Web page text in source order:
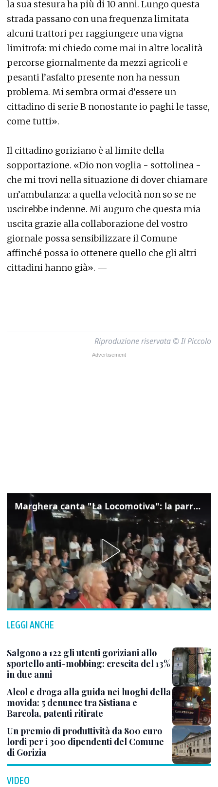
la sua stesura ha più di 10 anni. Lungo questa
strada passano con una frequenza limitata
alcuni trattori per raggiungere una vigna
limitrofa: mi chiedo come mai in altre località
percorse giornalmente da mezzi agricoli e
pesanti l’asfalto presente non ha nessun
problema. Mi sembra ormai d’essere un
cittadino di serie B nonostante io paghi le tasse,
come tutti».
Il cittadino goriziano è al limite della
sopportazione. «Dio non voglia - sottolinea -
che mi trovi nella situazione di dover chiamare
un’ambulanza: a quella velocità non so se ne
uscirebbe indenne. Mi auguro che questa mia
uscita grazie alla collaborazione del vostro
giornale possa sensibilizzare il Comune
affinché possa io ottenere quello che gli altri
cittadini hanno già». —
Riproduzione riservata © Il Piccolo
Marghera canta "La Locomotiva": la parrocchia della Cita ricorda Guccini
LEGGI ANCHE
Salgono a 122 gli utenti goriziani allo
sportello anti-mobbing: crescita del 13%
in due anni
Alcol e droga alla guida nei luoghi della
movida: 5 denunce tra Sistiana e
Barcola, patenti ritirate
Un premio di produttività da 800 euro
lordi per i 300 dipendenti del Comune
di Gorizia
VIDEO